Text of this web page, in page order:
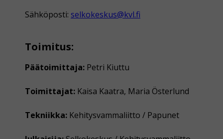
Sähköposti: selkokeskus@kvl.fi
Toimitus:
Päätoimittaja: Petri Kiuttu
Toimittajat: Kaisa Kaatra, Maria Österlund
Tekniikka: Kehitysvammaliitto / Papunet